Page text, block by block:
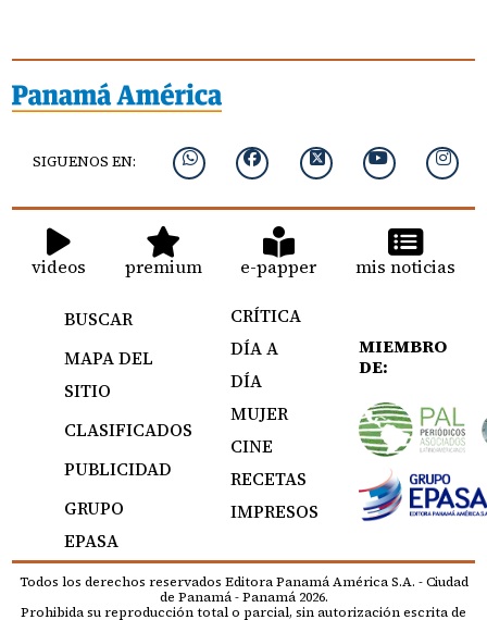
SIGUENOS EN:
videos premium e-papper mis noticias
BUSCAR
MAPA DEL
SITIO
CLASIFICADOS
PUBLICIDAD
GRUPO
EPASA
CRÍTICA
DÍA A
DÍA
MUJER
CINE
RECETAS
IMPRESOS
MIEMBRO
DE:
Todos los derechos reservados Editora Panamá América S.A. - Ciudad
de Panamá - Panamá 2026.
Prohibida su reproducción total o parcial, sin autorización escrita de